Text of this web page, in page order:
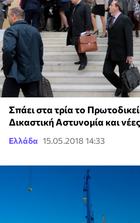
Σπάει στα τρία το
Δικαστική Αστυνομία και
Ελλάδα 15.05.2018 14:33